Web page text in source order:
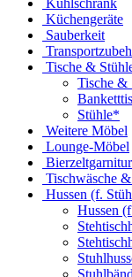
Küchengeräte
Sauberkeit
Tische &
Tische &
Stühle*
Weitere Möbel
Lounge-Möbel
Tischwäsche
Hussen (f.
Hussen